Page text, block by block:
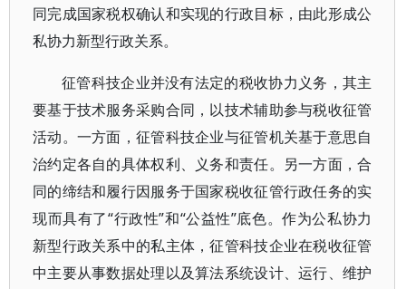
同完成国家税权确认和实现的行政目标，由此形成公
私协力新型行政关系。
征管科技企业并没有法定的税收协力义务，其主
要基于技术服务采购合同，以技术辅助参与税收征管
活动。一方面，征管科技企业与征管机关基于意思自
治约定各自的具体权利、义务和责任。另一方面，合
同的缔结和履行因服务于国家税收征管行政任务的实
现而具有了“行政性”和“公益性”底色。作为公私协力
新型行政关系中的私主体，征管科技企业在税收征管
中主要从事数据处理以及算法系统设计、运行、维护